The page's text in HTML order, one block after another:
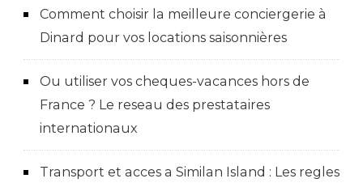
Comment choisir la meilleure conciergerie à
Dinard pour vos locations saisonnières
Ou utiliser vos cheques-vacances hors de
France ? Le reseau des prestataires
internationaux
Transport et acces a Similan Island : Les regles